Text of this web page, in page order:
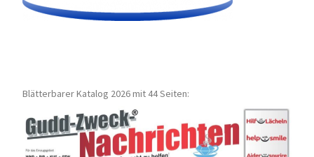
Blätterbarer Katalog 2026 mit 44 Seiten: